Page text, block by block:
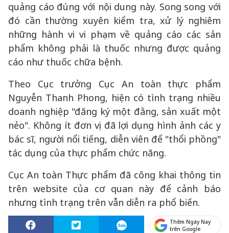
quảng cáo đúng với nội dung này. Song song với
đó cần thường xuyên kiểm tra, xử lý nghiêm
những hành vi vi phạm về quảng cáo các sản
phẩm không phải là thuốc nhưng được quảng
cáo như thuốc chữa bệnh.
Theo Cục trưởng Cục An toàn thực phẩm
Nguyễn Thanh Phong, hiện có tình trạng nhiều
doanh nghiệp "đăng ký một đằng, sản xuất một
nẻo". Không ít đơn vị đã lợi dụng hình ảnh các y
bác sĩ, người nổi tiếng, diễn viên để "thổi phồng"
tác dụng của thực phẩm chức năng.
Cục An toàn Thực phẩm đã công khai thông tin
trên website của cơ quan này để cảnh báo
nhưng tình trạng trên vẫn diễn ra phổ biến.
Thêm Ngày Nay
trên Google